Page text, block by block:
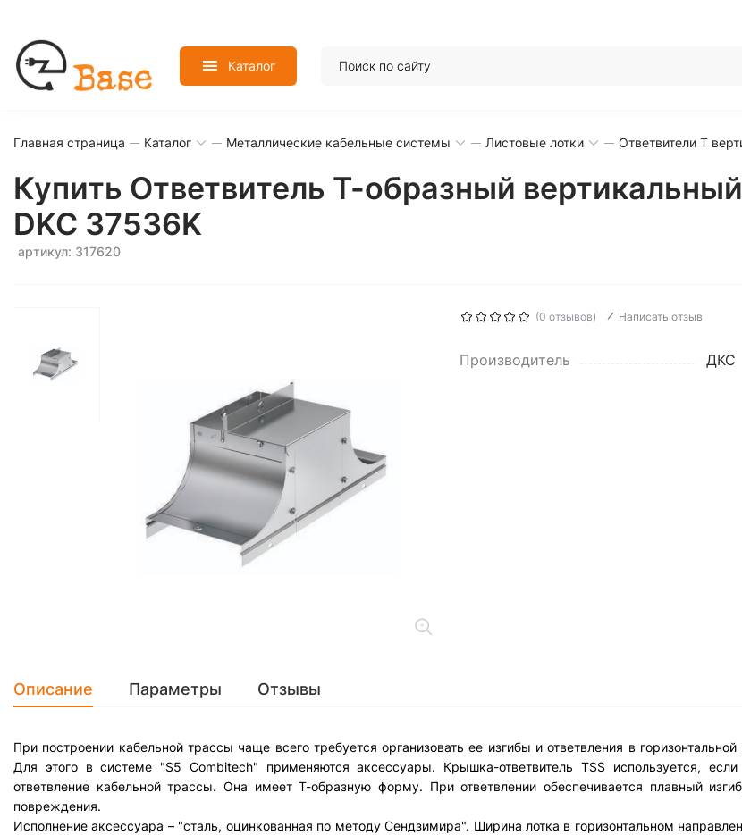
Каталог
Главная страница Каталог Металлические кабельные системы Листовые лотки Ответвители T
Купить Ответвитель Т-образный
DKC 37536K
артикул: 317620
(0 отзывов) Написать отзыв
Производитель ДКС
Описание Параметры Отзывы
При построении кабельной трассы чаще всего требуется организовать ее изгибы и ответвления в
Для этого в системе "S5 Combitech" применяются аксессуары. Крышка-ответвитель TSS используется,
ответвление кабельной трассы. Она имеет Т-образную форму. При ответвлении обеспечивается плавный
повреждения.
Исполнение аксессуара – "сталь, оцинкованная по методу Сендзимира". Ширина лотка в горизонтальном